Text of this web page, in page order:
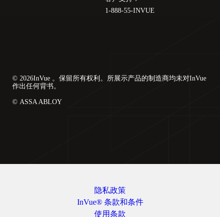
1-888-55-INVUE
© 2026InVue 。保留所有权利。所展示产品的制造商均未对InVue
作出任何背书。
© ASSA ABLOY
隐私政策
InVue® 条款和条件
使用条款